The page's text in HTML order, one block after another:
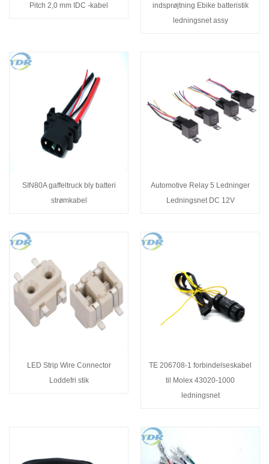
Pitch 2,0 mm IDC -kabel
indsprøjtning Ebike batteristik
ledningsnet assy
SIN80A gaffeltruck bly batteri
strømkabel
Automotive Relay 5 Ledninger
Ledningsnet DC 12V
LED Strip Wire Connector
Loddefri stik
TE 206708-1 forbindelseskabel
til Molex 43020-1000
ledningsnet